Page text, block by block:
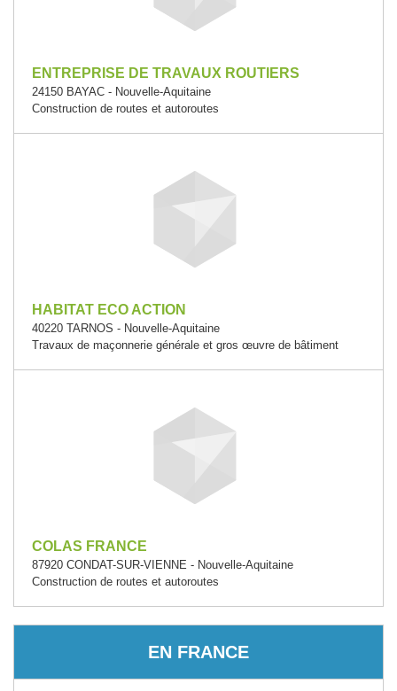
ENTREPRISE DE TRAVAUX ROUTIERS
24150 BAYAC - Nouvelle-Aquitaine
Construction de routes et autoroutes
HABITAT ECO ACTION
40220 TARNOS - Nouvelle-Aquitaine
Travaux de maçonnerie générale et gros œuvre de bâtiment
COLAS FRANCE
87920 CONDAT-SUR-VIENNE - Nouvelle-Aquitaine
Construction de routes et autoroutes
EN FRANCE